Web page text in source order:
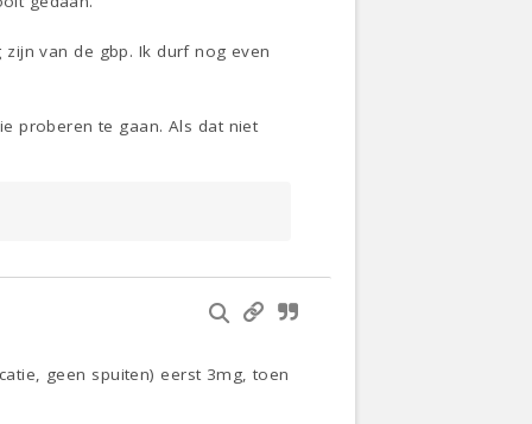
van de gbp. Ik durf nog even
proberen te gaan. Als dat niet
geen spuiten) eerst 3mg, toen